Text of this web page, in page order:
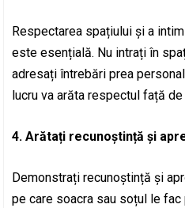
Respectarea spațiului și a
este esențială. Nu intrați în
adresați întrebări prea
lucru va arăta respectul față
4. Arătați recunoștință și
Demonstrați recunoștință și
pe care soacra sau soțul le